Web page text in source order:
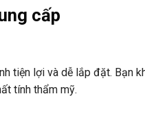
cấp
tiện lợi và dễ lắp đặt. Bạn
tính thẩm mỹ.